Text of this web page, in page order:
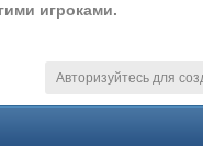
игроками.
Авторизуйтесь для